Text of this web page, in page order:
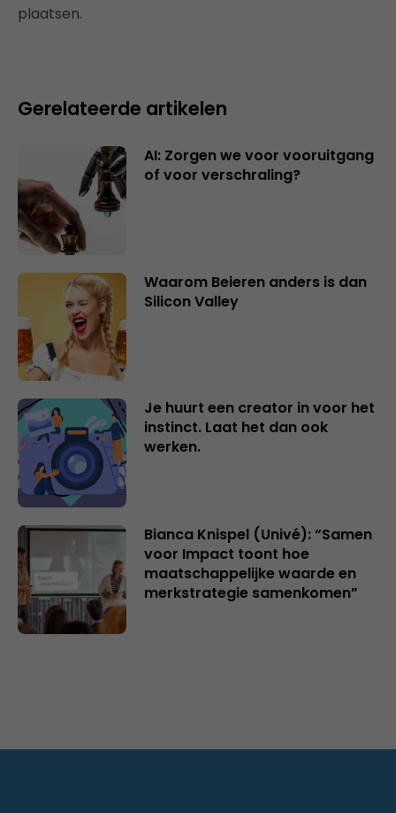
plaatsen.
Gerelateerde artikelen
AI: Zorgen we voor vooruitgang
of voor verschraling?
Waarom Beieren anders is dan
Silicon Valley
Je huurt een creator in voor het
instinct. Laat het dan ook
werken.
Bianca Knispel (Univé): “Samen
voor Impact toont hoe
maatschappelijke waarde en
merkstrategie samenkomen”